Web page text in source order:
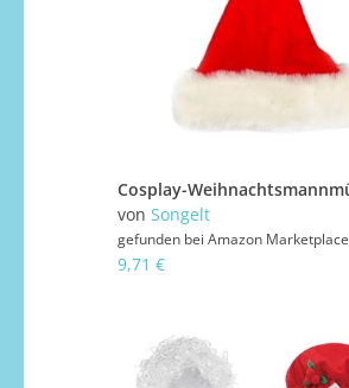
von Songelt
gefunden bei Amazon Marketplace
9,71 €